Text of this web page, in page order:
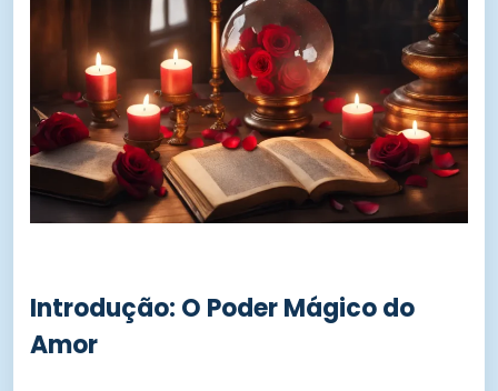
Introdução: O Poder Mágico do
Amor